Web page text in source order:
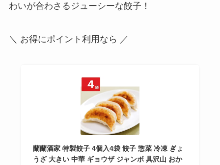
わいが合わさるジューシーな餃子！
＼ お得にポイント利用なら ／
蘭蘭酒家 特製餃子 4個入4袋 餃子 惣菜 冷凍 ぎょ
うざ 大きい 中華 ギョウザ ジャンボ 具沢山 おか